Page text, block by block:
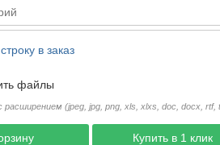
в заказ
файлы
(jpeg, jpg, png, xls, xlxs, doc, docx, rtf,
Купить в 1 клик